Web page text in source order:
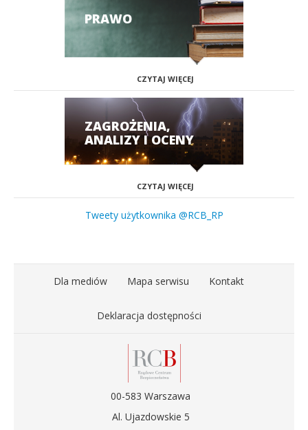
PRAWO
CZYTAJ WIĘCEJ
ZAGROŻENIA,
ANALIZY I OCENY
CZYTAJ WIĘCEJ
Tweety użytkownika @RCB_RP
Dla mediów Mapa serwisu Kontakt
Deklaracja dostępności
00-583 Warszawa
Al. Ujazdowskie 5